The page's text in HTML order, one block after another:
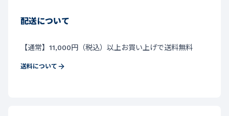
配送について
【通常】11,000円（税込）以上お買い上げで送料無料
送料について